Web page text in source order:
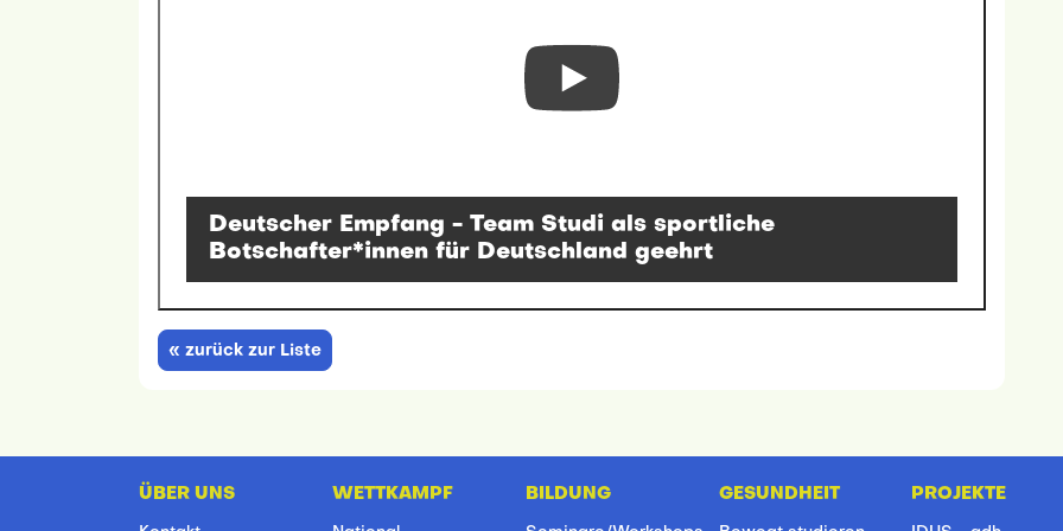
Deutscher Empfang - Team Studi als sportliche
Botschafter*innen für Deutschland geehrt
« zurück zur Liste
ÜBER UNS WETTKAMPF BILDUNG GESUNDHEIT PROJEKTE